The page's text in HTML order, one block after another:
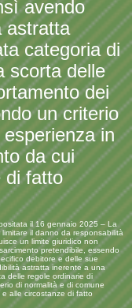
avendo
astratta
categoria di
scorta delle
dei
un criterio
in
da cui
di fatto
il 16 gennaio 2025 – La
il danno da responsabilità
un limite giuridico non
pretendibile, essendo
debitore e delle sue
astratta inerente a una
delle regole ordinarie di
di normalità e di comune
alle circostanze di fatto